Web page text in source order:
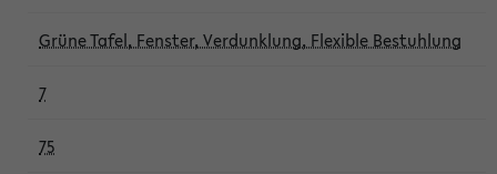
Grüne Tafel, Fenster, Verdunklung, Flexible Bestuhlung
7
75